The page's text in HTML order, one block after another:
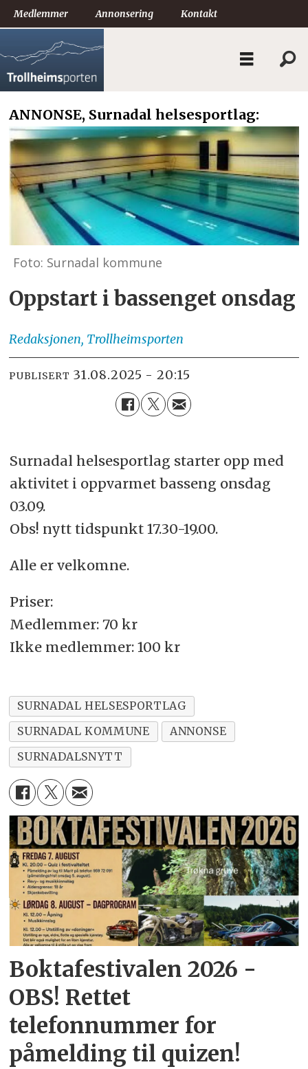
Medlemmer Annonsering Kontakt
ANNONSE, Surnadal helsesportlag:
Foto: Surnadal kommune
Oppstart i bassenget onsdag
Redaksjonen, Trollheimsporten
PUBLISERT 31.08.2025 - 20:15
Surnadal helsesportlag starter opp med
aktivitet i oppvarmet basseng onsdag
03.09.
Obs! nytt tidspunkt 17.30-19.00.
Alle er velkomne.
Priser:
Medlemmer: 70 kr
Ikke medlemmer: 100 kr
SURNADAL HELSESPORTLAG
SURNADAL KOMMUNE
ANNONSE
SURNADALSNYTT
Boktafestivalen 2026 -
OBS! Rettet
telefonnummer for
påmelding til quizen!